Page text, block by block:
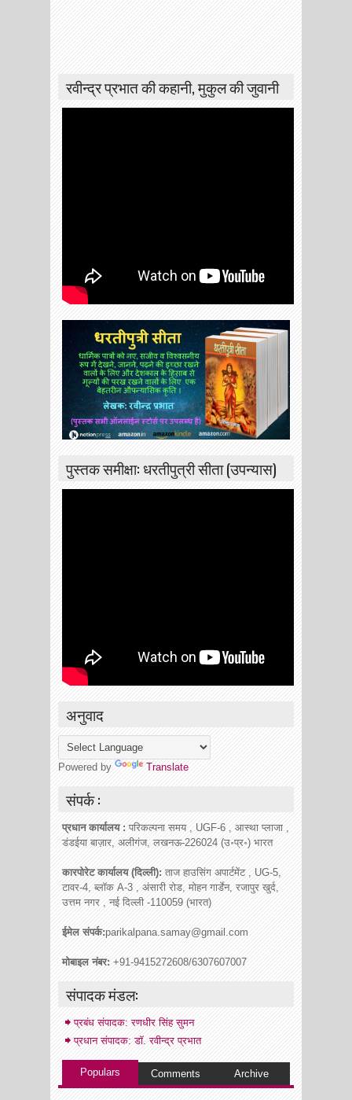
रवीन्द्र प्रभात की कहानी, मुकुल की जुवानी
पुस्तक समीक्षा: धरतीपुत्री सीता (उपन्यास)
अनुवाद
Powered by Translate
संपर्क :
प्रधान कार्यालय : परिकल्पना समय , UGF-6 , आस्था प्लाजा ,
डंडईया बाज़ार, अलीगंज, लखनऊ-226024 (उ॰प्र॰) भारत
कारपोरेट कार्यालय (दिल्ली): ताज हाउसिंग अपार्टमेंट , UG-5,
टावर-4, ब्लॉक A-3 , अंसारी रोड, मोहन गार्डेन, रजापुर खुर्द,
उत्तम नगर , नई दिल्ली -110059 (भारत)
ईमेल संपर्क:parikalpana.samay@gmail.com
मोबाइल नंबर: +91-9415272608/6307607007
संपादक मंडल:
प्रबंध संपादक: रणधीर सिंह सुमन
प्रधान संपादक: डॉ. रवीन्द्र प्रभात
Populars Comments Archive